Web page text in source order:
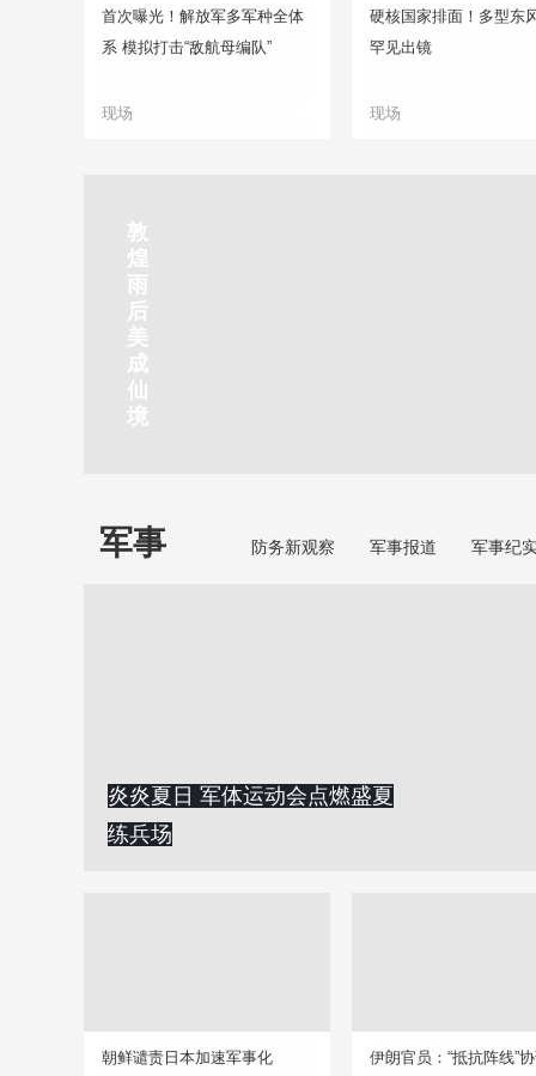
首次曝光！解放军多军种全体
系 模拟打击“敌航母编队”
现场
硬核国家排面！多型东
罕见出镜
现场
静赏京娘湖
京娘湖位于邯郸武安市口上村北，常年平均气温19摄氏度，夏
吉
林
市
北
山
公
园
云
探
古
北
水
镇
南
京
玄
武
湖
景
区
焦
作
红
石
峡
秦
皇
岛
金
梦
海
湾
剑
川
下
梅
岭
瀑
布
烟
雨
齐
云
山
敦
煌
雨
后
美
成
仙
境
军事 防务新观察 军事报道 军事纪
炎炎夏日 军体运动会点燃盛夏
练兵场
朝鲜谴责日本加速军事化 伊朗官员：“抵抗阵线”